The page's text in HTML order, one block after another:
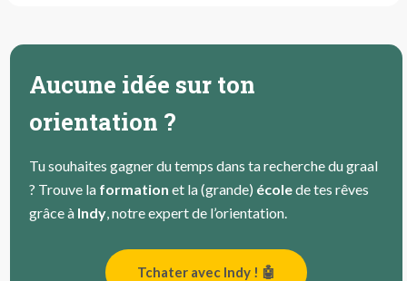
Aucune idée sur ton
orientation ?
Tu souhaites gagner du temps dans ta recherche du graal
? Trouve la formation et la (grande) écolede tes rêves
grâce à Indy, notre expert de l’orientation.
Tchater avec Indy ! 🤖